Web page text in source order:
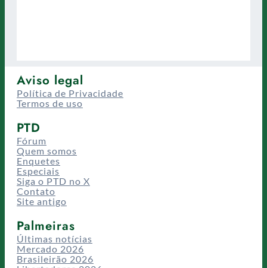
Aviso legal
Política de Privacidade
Termos de uso
PTD
Fórum
Quem somos
Enquetes
Especiais
Siga o PTD no X
Contato
Site antigo
Palmeiras
Últimas notícias
Mercado 2026
Brasileirão 2026